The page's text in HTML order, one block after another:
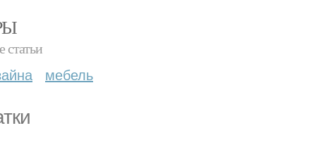
статьи
мебель